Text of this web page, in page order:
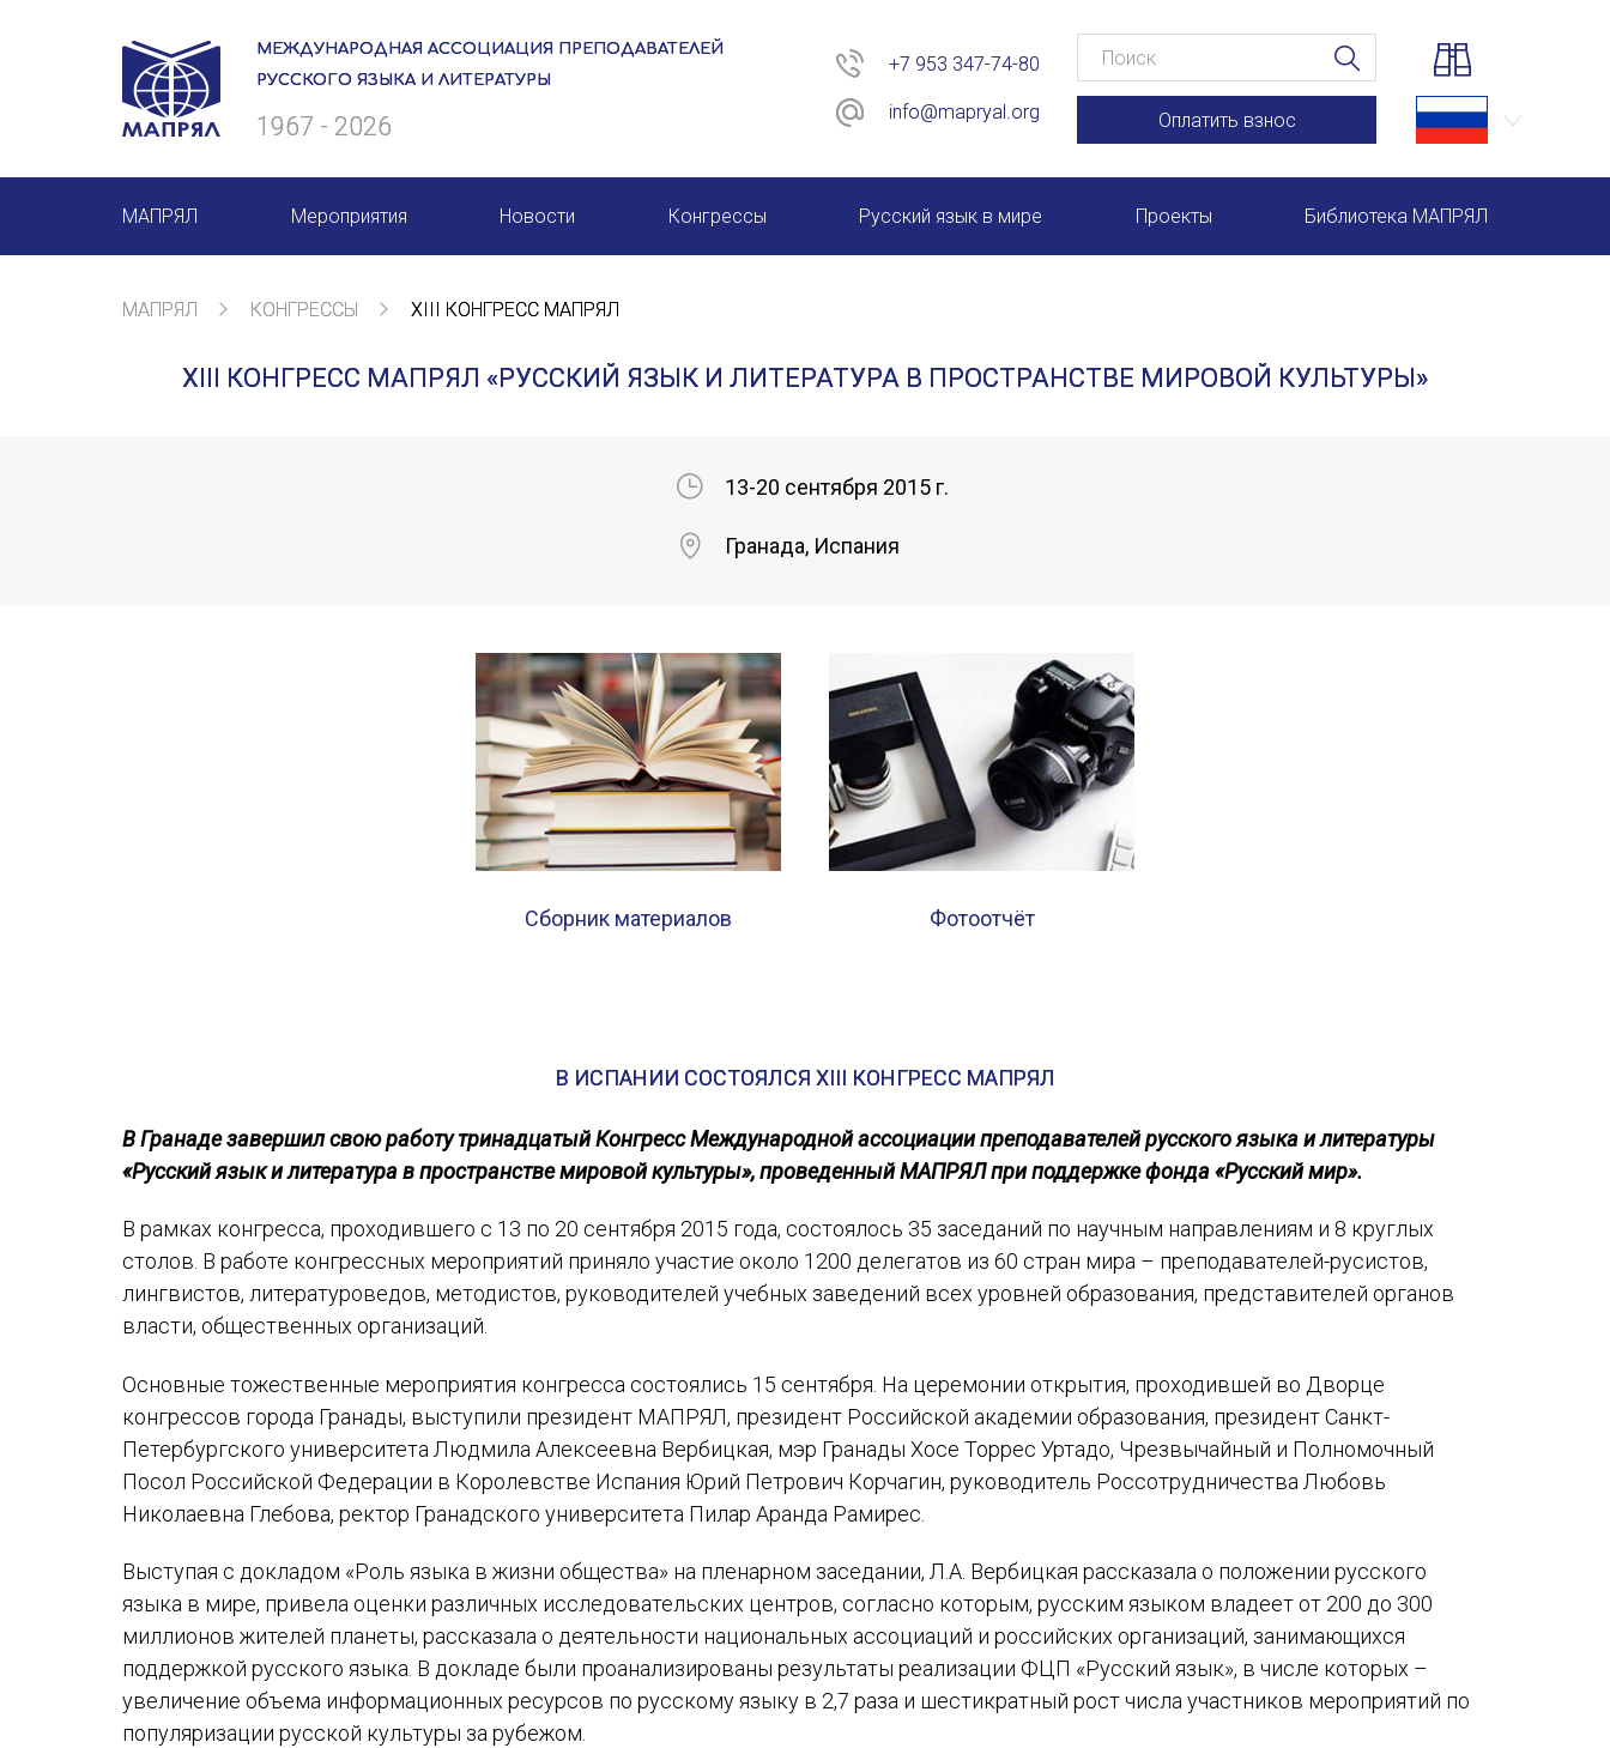
МЕЖДУНАРОДНАЯ АССОЦИАЦИЯ ПРЕПОДАВАТЕЛЕЙ
РУССКОГО ЯЗЫКА И ЛИТЕРАТУРЫ
1967 - 2026
+7 953 347-74-80
info@mapryal.org Оплатить взнос
МАПРЯЛ
Ревизионная комиссия
Мероприятия
Архив мероприятий
Новости Конгрессы
XV КОНГРЕСС МАПРЯЛ
Русский язык в мире Проекты
Международный форум TERRA RUSISTICA в Рио-де-
Библиотека МАПРЯЛ
МАПРЯЛ КОНГРЕССЫ XIII КОНГРЕСС МАПРЯЛ
XIII КОНГРЕСС МАПРЯЛ «РУССКИЙ ЯЗЫК И ЛИТЕРАТУРА В ПРОСТРАНСТВЕ МИРОВОЙ КУЛЬТУРЫ»
13-20 сентября 2015 г.
Гранада, Испания
Сборник материалов Фотоотчёт
В ИСПАНИИ СОСТОЯЛСЯ XIII КОНГРЕСС МАПРЯЛ
В Гранаде завершил свою работу тринадцатый Конгресс Международной ассоциации преподавателей русского языка и литературы
«Русский язык и литература в пространстве мировой культуры», проведенный МАПРЯЛ при поддержке фонда «Русский мир».
В рамках конгресса, проходившего с 13 по 20 сентября 2015 года, состоялось 35 заседаний по научным направлениям и 8 круглых
столов. В работе конгрессных мероприятий приняло участие около 1200 делегатов из 60 стран мира – преподавателей-русистов,
лингвистов, литературоведов, методистов, руководителей учебных заведений всех уровней образования, представителей органов
власти, общественных организаций.
Основные тожественные мероприятия конгресса состоялись 15 сентября. На церемонии открытия, проходившей во Дворце
конгрессов города Гранады, выступили президент МАПРЯЛ, президент Российской академии образования, президент Санкт-
Петербургского университета Людмила Алексеевна Вербицкая, мэр Гранады Хосе Торрес Уртадо, Чрезвычайный и Полномочный
Посол Российской Федерации в Королевстве Испания Юрий Петрович Корчагин, руководитель Россотрудничества Любовь
Николаевна Глебова, ректор Гранадского университета Пилар Аранда Рамирес.
Выступая с докладом «Роль языка в жизни общества» на пленарном заседании, Л.А. Вербицкая рассказала о положении русского
языка в мире, привела оценки различных исследовательских центров, согласно которым, русским языком владеет от 200 до 300
миллионов жителей планеты, рассказала о деятельности национальных ассоциаций и российских организаций, занимающихся
поддержкой русского языка. В докладе были проанализированы результаты реализации ФЦП «Русский язык», в числе которых –
увеличение объема информационных ресурсов по русскому языку в 2,7 раза и шестикратный рост числа участников мероприятий по
популяризации русской культуры за рубежом.